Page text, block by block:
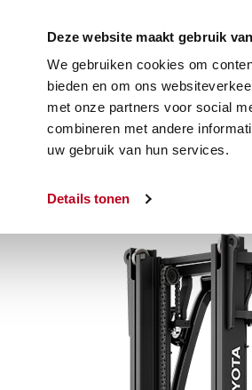
Deze website maakt gebruik
We gebruiken cookies om
bieden en om ons
met onze partners voor social
combineren met andere
uw gebruik van hun services.
Details tonen
en heftrucks Automatisering
4-wiel 2 ton